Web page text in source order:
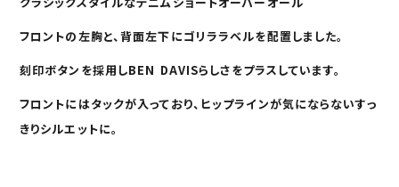
フロントの左胸と、背面左下にゴリララベルを配置しました。
刻印ボタンを採用しBEN DAVISらしさをプラスしています。
フロントにはタックが入っており、ヒップラインが気にならないすっ
きりシルエットに。